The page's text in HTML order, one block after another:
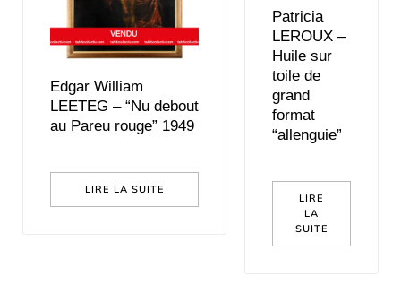
Edgar William
LEETEG – “Nu debout
au Pareu rouge” 1949
LIRE LA SUITE
Patricia
LEROUX –
Huile sur
toile de
grand
format
“allenguie”
LIRE
LA
SUITE